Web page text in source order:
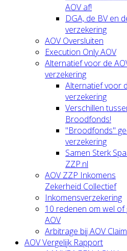
AOV af!
DGA, de BV en
verzekering
AOV Oversluiten
Execution Only AOV
Alternatief voor de
verzekering
Alternatief voor
verzekering
Verschillen
Broodfonds!
"Broodfonds"
verzekering
Samen Sterk
ZZP.nl
AOV ZZP Inkomens
Zekerheid Collectief
Inkomensverzekering
10 redenen om wel of
AOV
Arbitrage bij AOV Claim
AOV Vergelijk Rapport